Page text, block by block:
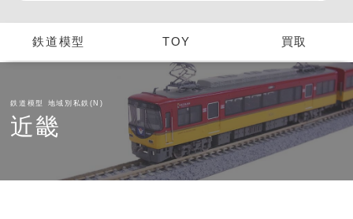
鉄道模型 TOY 買取
鉄道模型 地域別私鉄(N)
近畿